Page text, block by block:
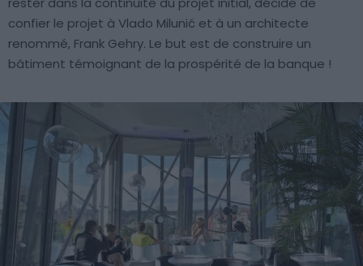
confier le projet à Vlado Milunić et à un architecte
renommé, Frank Gehry. Le but est de construire un
bâtiment témoignant de la prospérité de la banque !